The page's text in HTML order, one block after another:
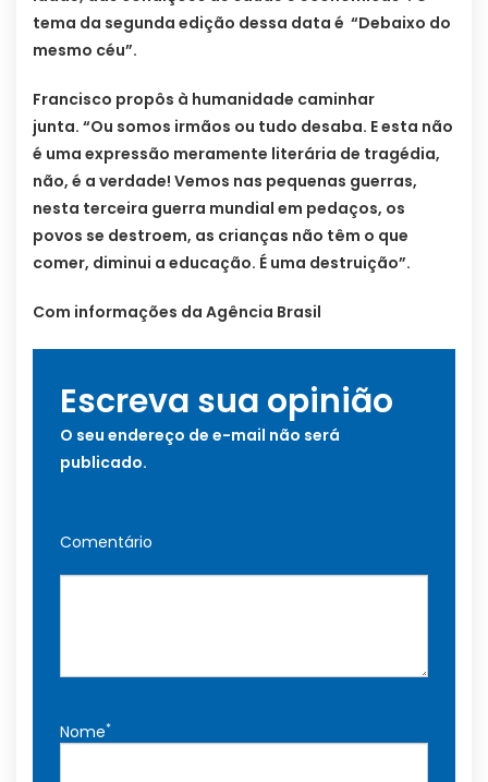
tema da segunda edição dessa data é “Debaixo do
mesmo céu”.
Francisco propôs à humanidade caminhar
junta. “Ou somos irmãos ou tudo desaba. E esta não
é uma expressão meramente literária de tragédia,
não, é a verdade! Vemos nas pequenas guerras,
nesta terceira guerra mundial em pedaços, os
povos se destroem, as crianças não têm o que
comer, diminui a educação. É uma destruição”.
Com informações da Agência Brasil
Escreva sua opinião
O seu endereço de e-mail não será
publicado.
Comentário
Nome*